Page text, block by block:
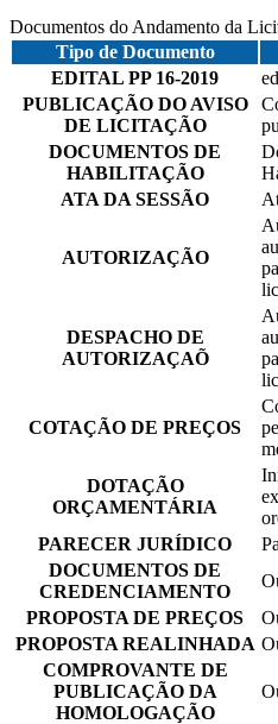
Documentos do Andamento da
Tipo de Documento
EDITAL PP 16-2019
PUBLICAÇÃO DO AVISO
DE LICITAÇÃO
DOCUMENTOS DE
HABILITAÇÃO
ATA DA SESSÃO
AUTORIZAÇÃO
DESPACHO DE
AUTORIZAÇAÕ
COTAÇÃO DE PREÇOS
DOTAÇÃO
ORÇAMENTÁRIA
PARECER JURÍDICO
DOCUMENTOS DE
CREDENCIAMENTO
PROPOSTA DE PREÇOS
PROPOSTA REALINHADA
COMPROVANTE DE
PUBLICAÇÃO DA
HOMOLOGAÇÃO